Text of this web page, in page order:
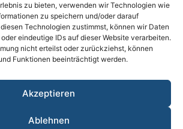
zu bieten, verwenden wir Technologien wie
zu speichern und/oder darauf
Technologien zustimmst, können wir Daten
eindeutige IDs auf dieser Website verarbeiten.
nicht erteilst oder zurückziehst, können
Funktionen beeinträchtigt werden.
Akzeptieren
Ablehnen
kalkuliertem System …“ also
und Kapital aufgebautem System d.
Dynamisierung dazu führen,
Beginn der Rentenlaufzeit niedriger
dass alle Rentner, die bis 2001